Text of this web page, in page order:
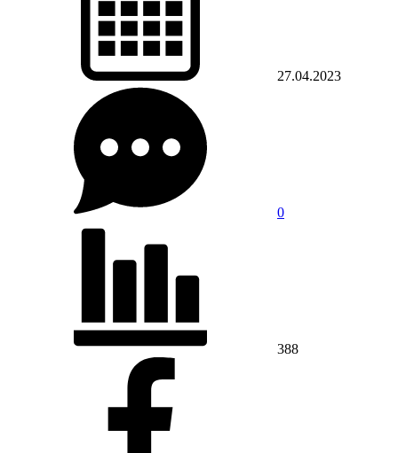
27.04.2023
0
388